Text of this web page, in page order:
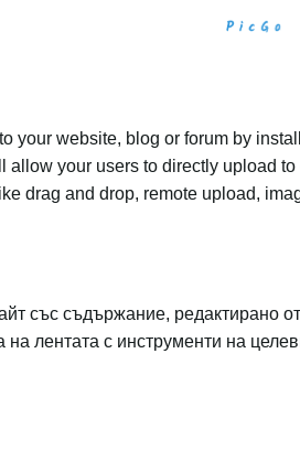
your website, blog or forum by
allow your users to directly upload
drag and drop, remote upload,
със съдържание, редактирано
на лентата с инструменти на